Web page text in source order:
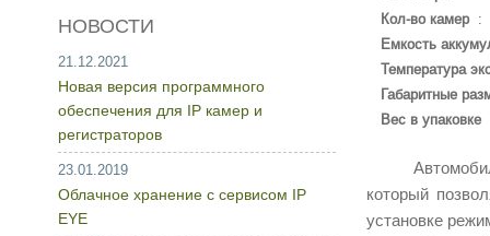
Кол-во камер:
Емкость
Температура
Габаритные
Вес в упаковке
который
установке
НОВОСТИ
21.12.2021
Новая версия программного
обеспечения для IP камер и
регистраторов
23.01.2019
Облачное хранение с сервисом IP
EYE